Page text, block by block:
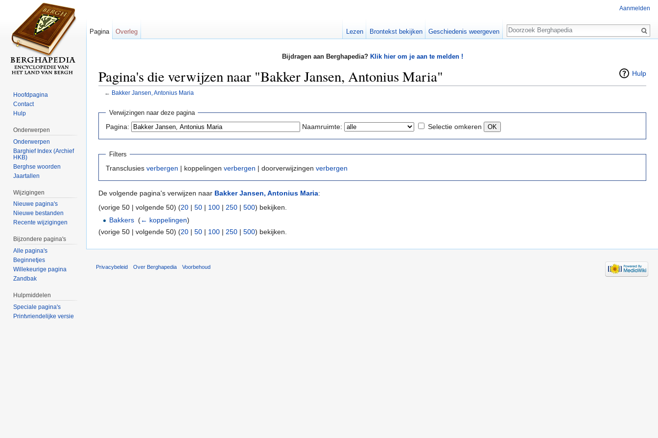
Bijdragen aan Berghapedia? Klik hier om je aan te melden !
Hulp
Pagina's die verwijzen naar "Bakker Jansen, Antonius Maria"
← Bakker Jansen, Antonius Maria
Verwijzingen naar deze pagina
Pagina: Naamruimte: Selectie omkeren
Filters
Transclusies verbergen | koppelingen verbergen | doorverwijzingen verbergen
De volgende pagina's verwijzen naar Bakker Jansen, Antonius Maria:
(vorige 50 | volgende 50) (20 | 50 | 100 | 250 | 500) bekijken.
Bakkers ‎(← koppelingen)
(vorige 50 | volgende 50) (20 | 50 | 100 | 250 | 500) bekijken.
Aanmelden
Pagina Overleg Lezen Brontekst bekijken Geschiedenis weergeven
Zoeken
Hoofdpagina
Contact
Hulp
Onderwerpen
Onderwerpen
Barghief Index (Archief
HKB)
Berghse woorden
Jaartallen
Wijzigingen
Nieuwe pagina's
Nieuwe bestanden
Recente wijzigingen
Bijzondere pagina's
Alle pagina's
Beginnetjes
Willekeurige pagina
Zandbak
Hulpmiddelen
Speciale pagina's
Printvriendelijke versie
Privacybeleid Over Berghapedia Voorbehoud